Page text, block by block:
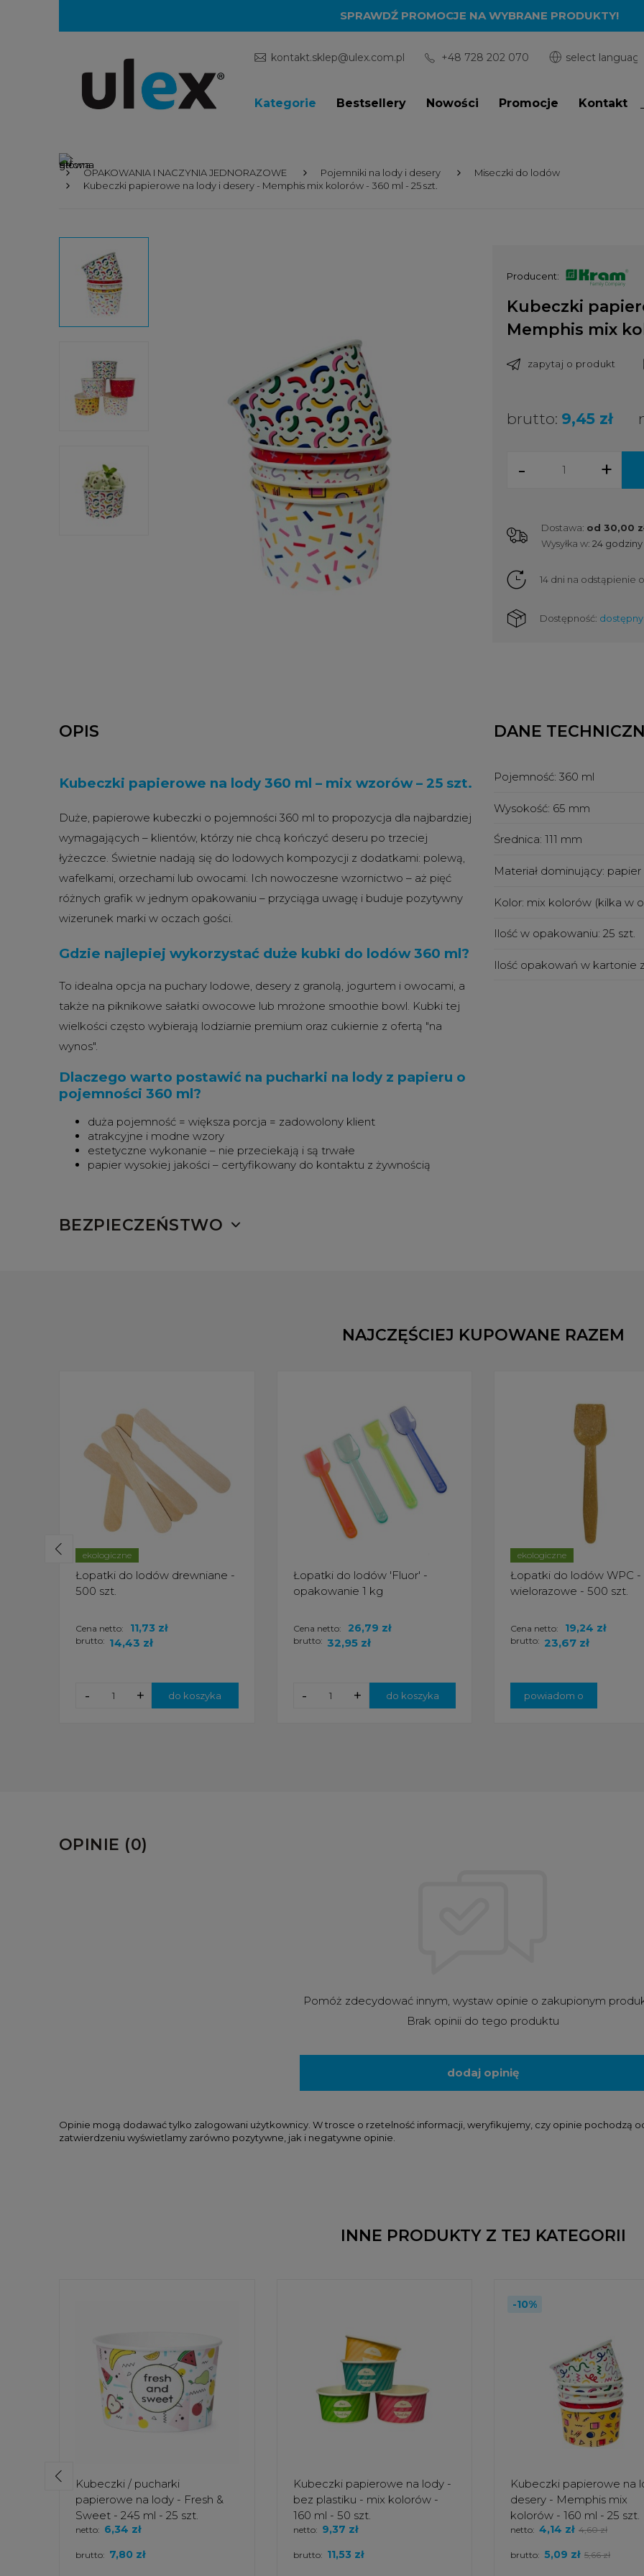
SPRAWDŹ PROMOCJE NA WYBRANE PRODUKTY!
kontakt.sklep@ulex.com.pl +48 728 202 070
Kategorie Bestsellery Nowości Promocje Kontakt
OPAKOWANIA I NACZYNIA JEDNORAZOWE Pojemniki na lody i desery
Miseczki do lodów
Kubeczki papierowe na lody i desery - Memphis mix kolorów - 360 ml - 25 szt.
Producent:
Kubeczki
Memphis mix
zapytaj o produkt
brutto: 9,45 zł
+
-
Dostawa: od 30,00
kosztów płatności
Wysyłka w: 24 godziny
14 dni na odstąpienie
Dostępność: dostępny
OPIS
Kubeczki papierowe na lody 360 ml – mix wzorów – 25 szt.
Duże, papierowe kubeczki o pojemności 360 ml to propozycja dla najbardziej
wymagających – klientów, którzy nie chcą kończyć deseru po trzeciej
łyżeczce. Świetnie nadają się do lodowych kompozycji z dodatkami: polewą,
wafelkami, orzechami lub owocami. Ich nowoczesne wzornictwo – aż pięć
różnych grafik w jednym opakowaniu – przyciąga uwagę i buduje pozytywny
wizerunek marki w oczach gości.
Gdzie najlepiej wykorzystać duże kubki do lodów 360 ml?
To idealna opcja na puchary lodowe, desery z granolą, jogurtem i owocami, a
także na piknikowe sałatki owocowe lub mrożone smoothie bowl. Kubki tej
wielkości często wybierają lodziarnie premium oraz cukiernie z ofertą "na
wynos".
Dlaczego warto postawić na pucharki na lody z papieru o
pojemności 360 ml?
duża pojemność = większa porcja = zadowolony klient
atrakcyjne i modne wzory
estetyczne wykonanie – nie przeciekają i są trwałe
papier wysokiej jakości – certyfikowany do kontaktu z żywnością
DANE
Pojemność: 360 ml
Wysokość: 65 mm
Średnica: 111 mm
Materiał dominujący: papier
Kolor: mix kolorów (kilka w
Ilość w opakowaniu: 25 szt.
Ilość opakowań w kartonie
BEZPIECZEŃSTWO
NAJCZĘŚCIEJ KUPOWANE RAZEM
ekologiczne
Łopatki do lodów drewniane -
500 szt.
brutto: 14,43 zł
Cena netto: 11,73 zł
+
- do koszyka
Łopatki do lodów 'Fluor' -
opakowanie 1 kg
brutto: 32,95 zł
Cena netto: 26,79 zł
+
- do koszyka
ekologiczne
Łopatki do lodów WPC -
wielorazowe - 500 szt.
brutto: 23,67 zł
Cena netto: 19,24 zł
powiadom o
OPINIE (0)
Pomóż zdecydować innym, wystaw opinie o zakupionym
Brak opinii do tego produktu
dodaj opinię
Opinie mogą dodawać tylko zalogowani użytkownicy. W trosce o rzetelność informacji, weryfikujemy, czy opinie pochodzą
zatwierdzeniu wyświetlamy zarówno pozytywne, jak i negatywne opinie.
INNE PRODUKTY Z TEJ KATEGORII
Kubeczki / pucharki
papierowe na lody - Fresh &
Sweet - 245 ml - 25 szt.
brutto: 7,80 zł
netto: 6,34 zł
Kubeczki papierowe na lody -
bez plastiku - mix kolorów -
160 ml - 50 szt.
brutto: 11,53 zł
netto: 9,37 zł
Kubeczki papierowe na
desery - Memphis mix
kolorów - 160 ml - 25 szt.
brutto: 5,09 zł 5,66 zł
netto: 4,14 zł 4,60 zł
-10%